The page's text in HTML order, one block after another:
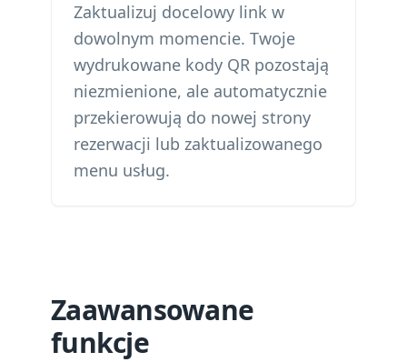
Zaktualizuj docelowy link w
dowolnym momencie. Twoje
wydrukowane kody QR pozostają
niezmienione, ale automatycznie
przekierowują do nowej strony
rezerwacji lub zaktualizowanego
menu usług.
Zaawansowane
funkcje